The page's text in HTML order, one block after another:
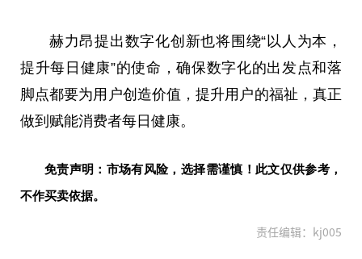
赫力昂提出数字化创新也将围绕“以人为本，
提升每日健康”的使命，确保数字化的出发点和落
脚点都要为用户创造价值，提升用户的福祉，真正
做到赋能消费者每日健康。
免责声明：市场有风险，选择需谨慎！此文仅供参考，
不作买卖依据。
责任编辑：kj005